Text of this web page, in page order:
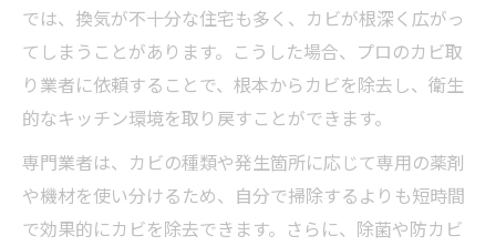
では、換気が不十分な住宅も多く、カビが根深く広がっ
てしまうことがあります。こうした場合、プロのカビ取
り業者に依頼することで、根本からカビを除去し、衛生
的なキッチン環境を取り戻すことができます。
専門業者は、カビの種類や発生箇所に応じて専用の薬剤
や機材を使い分けるため、自分で掃除するよりも短時間
で効果的にカビを除去できます。さらに、除菌や防カビ